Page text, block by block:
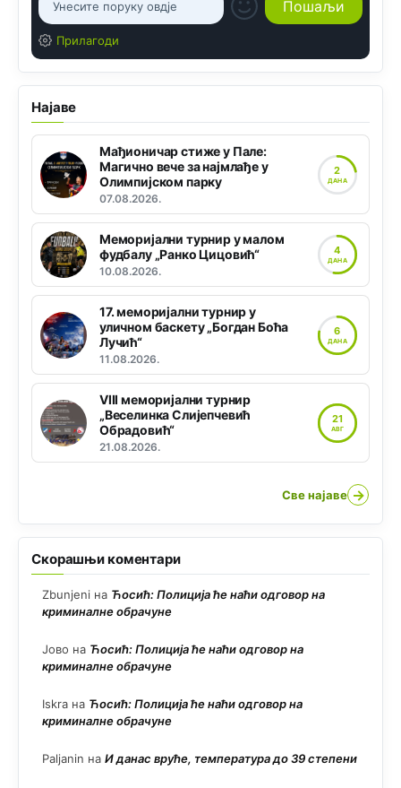
Прилагоди
Најаве
Мађионичар стиже у Пале:
Магично вече за најмлађе у
Олимпијском парку
07.08.2026.
2
ДАНА
Меморијални турнир у малом
фудбалу „Ранко Цицовић“
10.08.2026.
4
ДАНА
17. меморијални турнир у
уличном баскету „Богдан Боћа
Лучић“
11.08.2026.
6
ДАНА
VIII меморијални турнир
„Веселинка Слијепчевић
Обрадовић“
21.08.2026.
21
АВГ
Све најаве →
Скорашњи коментари
Zbunjeni на Ћосић: Полиција ће наћи одговор на
криминалне обрачуне
Јово на Ћосић: Полиција ће наћи одговор на
криминалне обрачуне
Iskra на Ћосић: Полиција ће наћи одговор на
криминалне обрачуне
Paljanin на И данас вруће, температура до 39 степени